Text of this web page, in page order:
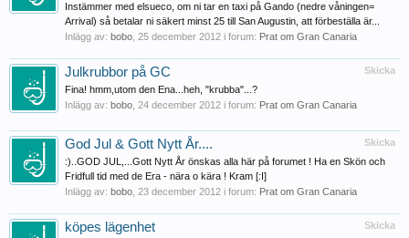
Instämmer med elsueco, om ni tar en taxi på Gando (nedre våningen=
Arrival) så betalar ni säkert minst 25 till San Augustin, att förbeställa är...
Inlägg av: bobo 25 december 2012 i forum: Prat om Gran Canaria
Skicka
Julkrubbor på GC
Fina! hmm,utom den Ena...heh, "krubba"...?
Inlägg av: bobo 24 december 2012 i forum: Prat om Gran Canaria
Skicka
God Jul & Gott Nytt År....
:)..GOD JUL,...Gott Nytt År önskas alla här på forumet ! Ha en Skön och
Fridfull tid med de Era - nära o kära ! Kram [:I]
Inlägg av: bobo 23 december 2012 i forum: Prat om Gran Canaria
Skicka
köpes lägenhet